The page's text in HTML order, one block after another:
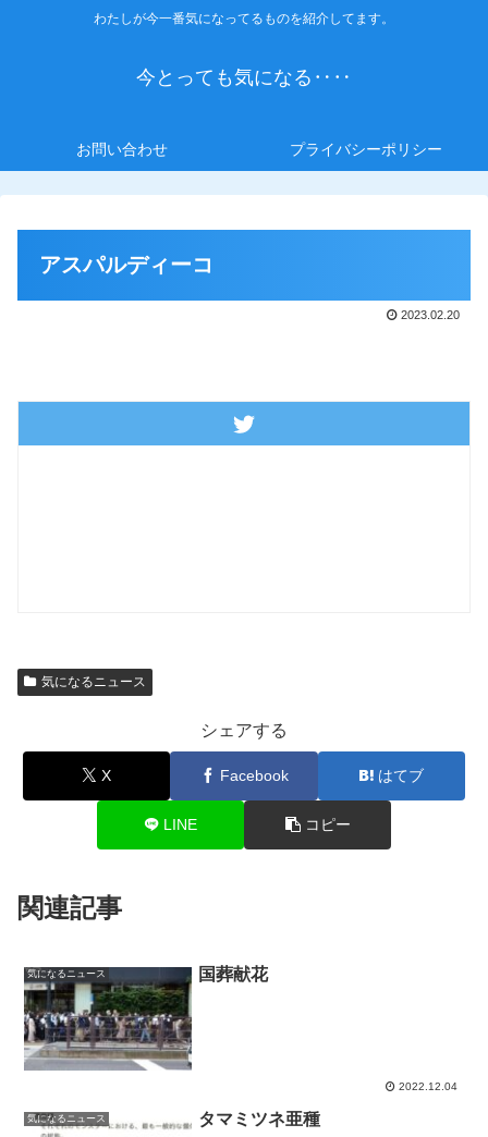
わたしが今一番気になってるものを紹介してます。
今とっても気になる‥‥
お問い合わせ プライバシーポリシー
アスパルディーコ
2023.02.20
気になるニュース
シェアする
X Facebook はてブ
LINE コピー
関連記事
気になるニュース 国葬献花
2022.12.04
気になるニュース タマミツネ亜種